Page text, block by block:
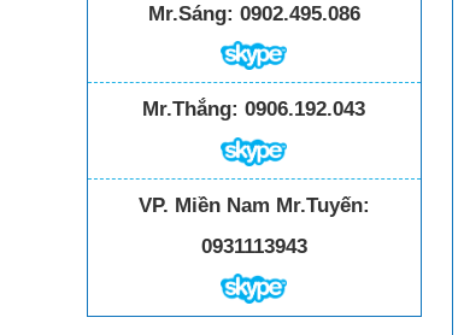
Mr.Sáng: 0902.495.086
Mr.Thắng: 0906.192.043
VP. Miền Nam Mr.Tuyến:
0931113943